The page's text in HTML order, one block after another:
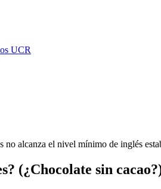
UCR
no alcanza el nivel mínimo de inglés
(¿Chocolate sin